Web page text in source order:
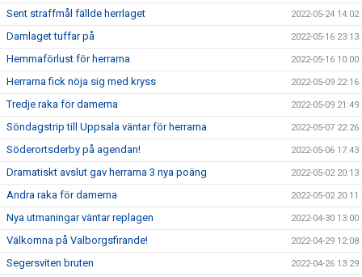
Sent straffmål fällde herrlaget 2022-05-24 14:02
Damlaget tuffar på 2022-05-16 23:13
Hemmaförlust för herrarna 2022-05-16 10:00
Herrarna fick nöja sig med kryss 2022-05-09 22:16
Tredje raka för damerna 2022-05-09 21:49
Söndagstrip till Uppsala väntar för herrarna 2022-05-07 22:26
Söderortsderby på agendan! 2022-05-06 17:43
Dramatiskt avslut gav herrarna 3 nya poäng 2022-05-02 20:13
Andra raka för damerna 2022-05-02 20:11
Nya utmaningar väntar replagen 2022-04-30 13:00
Välkomna på Valborgsfirande! 2022-04-29 12:08
Segersviten bruten 2022-04-26 13:29